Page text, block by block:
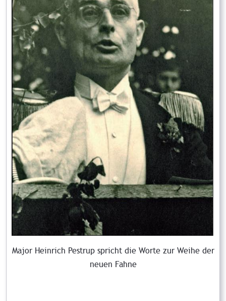
Major Heinrich Pestrup spricht die Worte zur Weihe der
neuen Fahne